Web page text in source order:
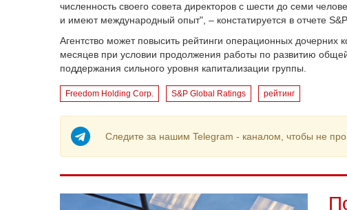
численность своего совета директоров с шести до семи
и имеют международный опыт", – констатируется в отчете
Агентство может повысить рейтинги операционных
месяцев при условии продолжения работы по развитию
поддержания сильного уровня капитализации группы.
Freedom Holding Corp. S&P Global Ratings рейтинг
Следите за нашим Telegram - каналом, чтобы не